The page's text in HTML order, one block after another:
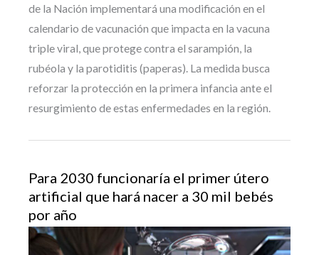
de la Nación implementará una modificación en el
calendario de vacunación que impacta en la vacuna
triple viral, que protege contra el sarampión, la
rubéola y la parotiditis (paperas). La medida busca
reforzar la protección en la primera infancia ante el
resurgimiento de estas enfermedades en la región.
Para 2030 funcionaría el primer útero
artificial que hará nacer a 30 mil bebés
por año